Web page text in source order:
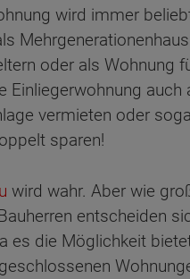
wird immer
oder als Wohnung
Einliegerwohnung auch
vermieten oder
sparen!
wird wahr. Aber wie
entscheiden
es die Möglichkeit